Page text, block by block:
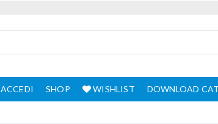
ACCEDI SHOP WISHLIST DOWNLOAD